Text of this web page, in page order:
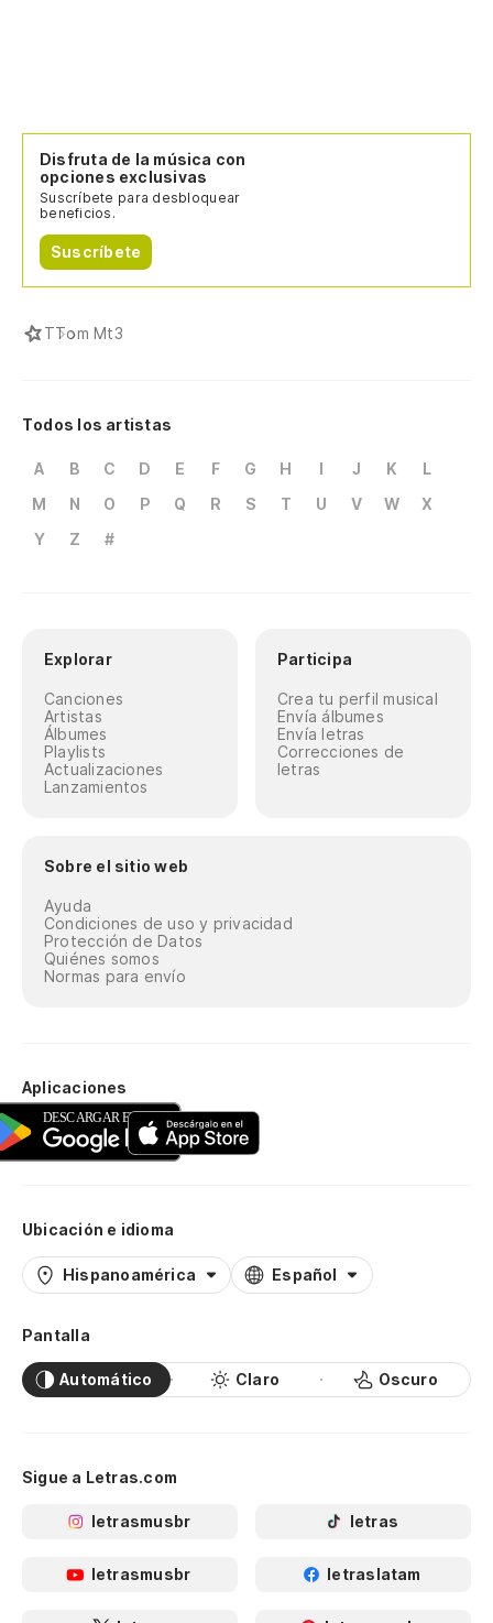
Disfruta de la música con
opciones exclusivas
Suscríbete para desbloquear
beneficios.
Suscríbete
TTom Mt3
Todos los artistas
A B C D E F G H I J K
L
M
N O P Q R S T U V W
X
Y
Z #
Explorar
Canciones
Artistas
Álbumes
Playlists
Actualizaciones
Lanzamientos
Participa
Crea tu perfil musical
Envía álbumes
Envía letras
Correcciones de
letras
Sobre el sitio web
Ayuda
Condiciones de uso y privacidad
Protección de Datos
Quiénes somos
Normas para envío
Aplicaciones
Ubicación e idioma
Hispanoamérica Español
Pantalla
Automático Claro Oscuro
Sigue a Letras.com
letrasmusbr letras
letrasmusbr letraslatam